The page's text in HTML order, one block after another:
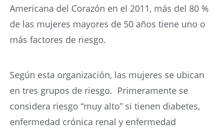
Americana del Corazón en el 2011, más del 80 %
de las mujeres mayores de 50 años tiene uno o
más factores de riesgo.
Según esta organización, las mujeres se ubican
en tres grupos de riesgo. Primeramente se
considera riesgo “muy alto” si tienen diabetes,
enfermedad crónica renal y enfermedad